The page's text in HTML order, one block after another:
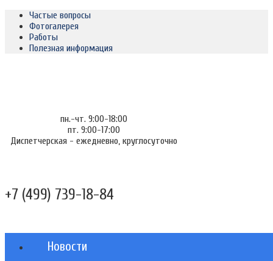
Частые вопросы
Фотогалерея
Работы
Полезная информация
пн.-чт. 9:00-18:00
пт. 9:00-17:00
Диспетчерская - ежедневно, круглосуточно
+7 (499) 739-18-84
Новости